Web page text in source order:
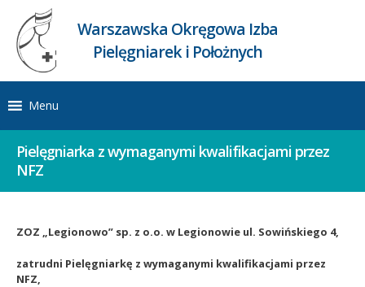
Warszawska Okręgowa Izba
Pielęgniarek i Położnych
Menu
Pielęgniarka z wymaganymi kwalifikacjami przez
NFZ
ZOZ „Legionowo” sp. z o.o. w Legionowie ul. Sowińskiego 4,
zatrudni Pielęgniarkę z wymaganymi kwalifikacjami przez
NFZ,